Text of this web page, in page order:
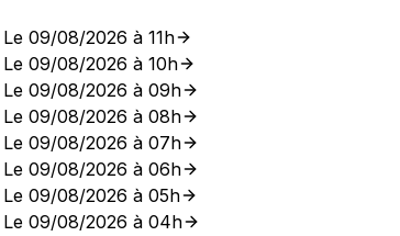
Le 09/08/2026 à 11h
Le 09/08/2026 à 10h
Le 09/08/2026 à 09h
Le 09/08/2026 à 08h
Le 09/08/2026 à 07h
Le 09/08/2026 à 06h
Le 09/08/2026 à 05h
Le 09/08/2026 à 04h